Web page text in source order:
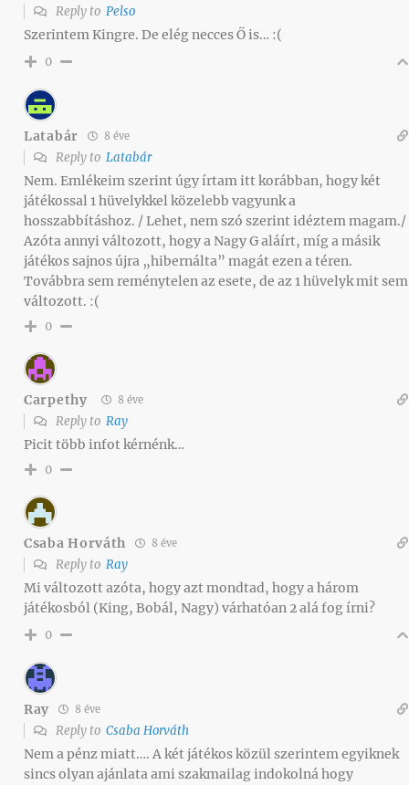
Reply to Pelso
Szerintem Kingre. De elég necces Ő is… :(
0
Latabár 8 éve
Reply to Latabár
Nem. Emlékeim szerint úgy írtam itt korábban, hogy két
játékossal 1 hüvelykkel közelebb vagyunk a
hosszabbításhoz. / Lehet, nem szó szerint idéztem magam./
Azóta annyi változott, hogy a Nagy G aláírt, míg a másik
játékos sajnos újra „hibernálta” magát ezen a téren.
Továbbra sem reménytelen az esete, de az 1 hüvelyk mit sem
változott. :(
0
Carpethy 8 éve
Reply to Ray
Picit több infot kérnénk…
0
Csaba Horváth 8 éve
Reply to Ray
Mi változott azóta, hogy azt mondtad, hogy a három
játékosból (King, Bobál, Nagy) várhatóan 2 alá fog írni?
0
Ray 8 éve
Reply to Csaba Horváth
Nem a pénz miatt…. A két játékos közül szerintem egyiknek
sincs olyan ajánlata ami szakmailag indokolná hogy